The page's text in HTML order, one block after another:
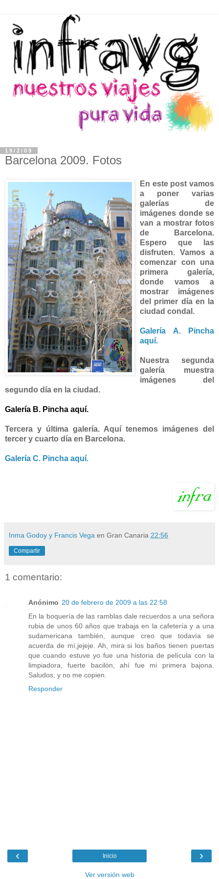
19/2/09
Barcelona 2009. Fotos
En este post vamos
a poner varias
galerías de
imágenes donde se
van a mostrar fotos
de Barcelona.
Espero que las
disfruten. Vamos a
comenzar con una
primera galería,
donde vamos a
mostrar imágenes
del primer día en la
ciudad condal.
Galería A. Pincha
aquí.
Nuestra segunda
galería muestra
imágenes del
segundo día en la ciudad.
Galería B. Pincha aquí.
Tercera y última galería. Aquí tenemos imágenes del
tercer y cuarto día en Barcelona.
Galería C. Pincha aquí.
Inma Godoy y Francis Vega en Gran Canaria 22:56
Compartir
1 comentario:
Anónimo 20 de febrero de 2009 a las 22:58
En la boquería de las ramblas dale recuerdos a una señora
rubia de unos 60 años que trabaja en la cafetería y a una
sudamericana también, aunque creo que todavía se
acuerda de mí,jejeje. Ah, mira si los baños tienen puertas
que cuando estuve yo fue una historia de película con la
limpiadora, fuerte bacilón, ahí fue mi primera bajona.
Saludos, y no me copien.
Responder
‹ ›
Inicio
Ver versión web